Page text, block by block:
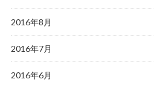
2016年8月
2016年7月
2016年6月